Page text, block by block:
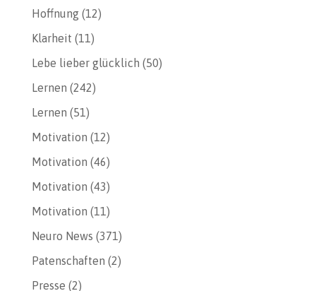
Hoffnung(12)
Klarheit (11)
Lebe lieber glücklich (50)
Lernen (242)
Lernen (51)
Motivation (12)
Motivation (46)
Motivation (43)
Motivation (11)
Neuro News (371)
Patenschaften (2)
Presse (2)